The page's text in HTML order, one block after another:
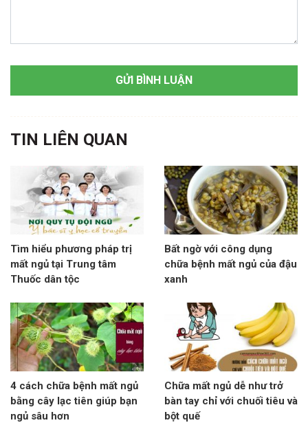
TIN LIÊN QUAN
Tìm hiểu phương pháp trị
mất ngủ tại Trung tâm
Thuốc dân tộc
Bất ngờ với công dụng
chữa bệnh mất ngủ của đậu
xanh
4 cách chữa bệnh mất ngủ
bằng cây lạc tiên giúp bạn
ngủ sâu hơn
Chữa mất ngủ dễ như trở
bàn tay chỉ với chuối tiêu và
bột quế